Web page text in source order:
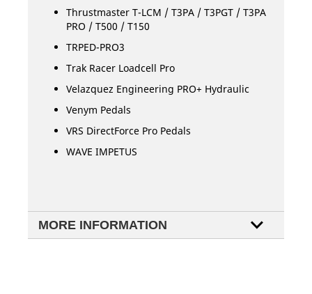
Thrustmaster T-LCM / T3PA / T3PGT / T3PA
PRO / T500 / T150
TRPED-PRO3
Trak Racer Loadcell Pro
Velazquez Engineering PRO+ Hydraulic
Venym Pedals
VRS DirectForce Pro Pedals
WAVE IMPETUS
MORE INFORMATION